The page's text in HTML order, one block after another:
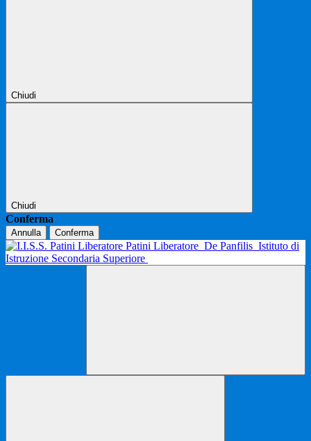
Chiudi
Chiudi
Conferma
Annulla Conferma
Patini Liberatore De Panfilis Istituto di
Istruzione Secondaria Superiore